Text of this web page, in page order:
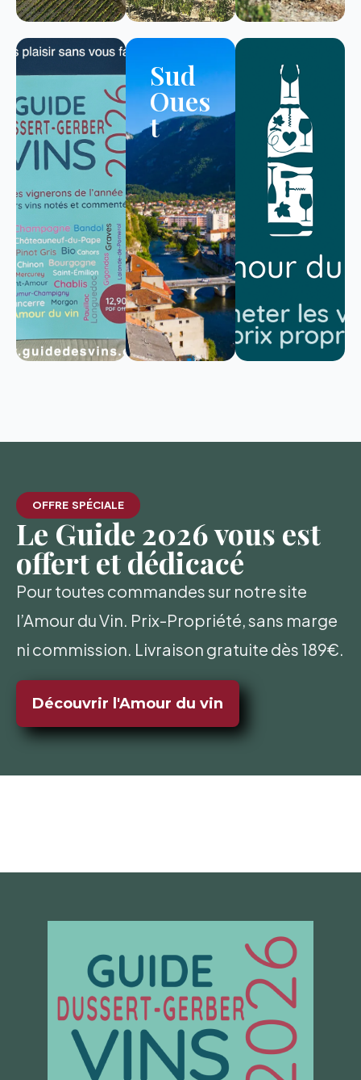
Sud
Oues
t
OFFRE SPÉCIALE
Le Guide 2026 vous est
offert et dédicacé
Pour toutes commandes sur notre site
l’Amour du Vin. Prix-Propriété, sans marge
ni commission. Livraison gratuite dès 189€.
Découvrir l'Amour du vin